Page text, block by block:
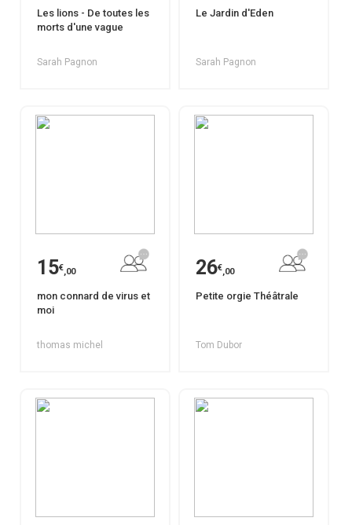
Les lions - De toutes les
morts d'une vague
Sarah Pagnon
Le Jardin d'Eden
Sarah Pagnon
15€,00
mon connard de virus et
moi
thomas michel
26€,00
Petite orgie Théâtrale
Tom Dubor